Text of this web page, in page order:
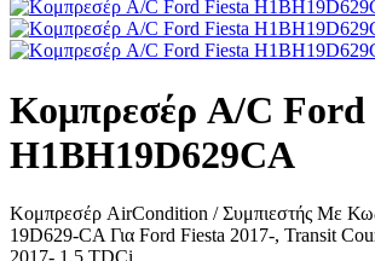
Κομπρεσέρ A/C Ford
H1BH19D629CA
Κομπρεσέρ AirCondition / Συμπιεστής Με
19D629-CA Για Ford Fiesta 2017-, Transit